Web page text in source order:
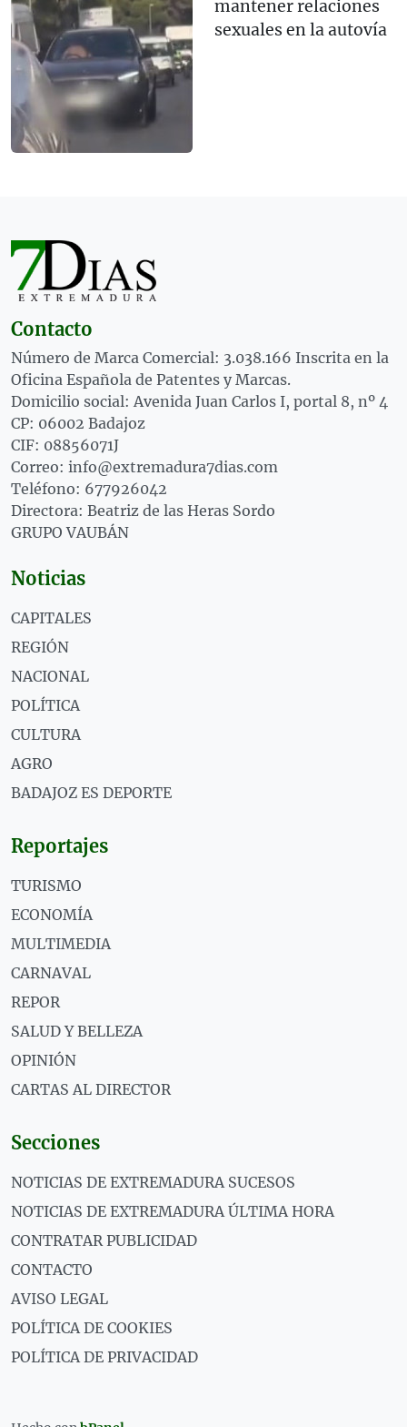
mantener relaciones
sexuales en la autovía
Contacto
Número de Marca Comercial: 3.038.166 Inscrita en la
Oficina Española de Patentes y Marcas.
Domicilio social: Avenida Juan Carlos I, portal 8, nº 4
CP: 06002 Badajoz
CIF: 08856071J
Correo: info@extremadura7dias.com
Teléfono: 677926042
Directora: Beatriz de las Heras Sordo
GRUPO VAUBÁN
Noticias
CAPITALES
REGIÓN
NACIONAL
POLÍTICA
CULTURA
AGRO
BADAJOZ ES DEPORTE
Reportajes
TURISMO
ECONOMÍA
MULTIMEDIA
CARNAVAL
REPOR
SALUD Y BELLEZA
OPINIÓN
CARTAS AL DIRECTOR
Secciones
NOTICIAS DE EXTREMADURA SUCESOS
NOTICIAS DE EXTREMADURA ÚLTIMA HORA
CONTRATAR PUBLICIDAD
CONTACTO
AVISO LEGAL
POLÍTICA DE COOKIES
POLÍTICA DE PRIVACIDAD